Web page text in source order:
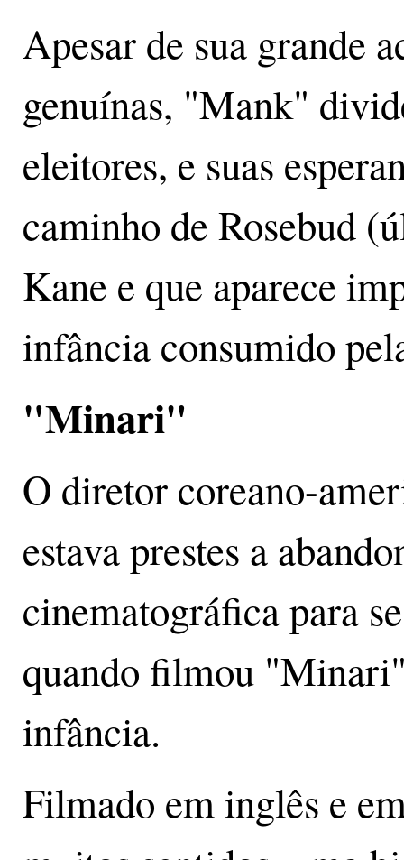
Apesar de sua grande
genuínas, "Mank"
eleitores, e suas
caminho de Rosebud
Kane e que aparece
infância consumido
"Minari"
O diretor coreano-
estava prestes a
cinematográfica para
quando filmou
infância.
Filmado em inglês e